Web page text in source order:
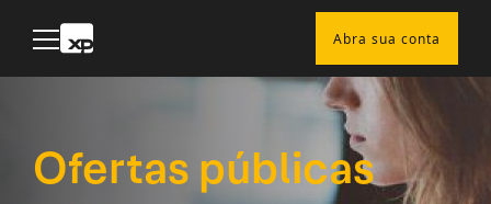
Abra sua conta
Ofertas públicas